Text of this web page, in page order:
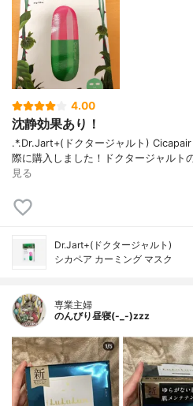
4.00
沈静効果あり！
.*.Dr.Jart+(ドクタージャルト)
際に購入しました！ドクタージャルト
見る
Dr.Jart+(ドクタージャルト)
シカペア カーミング マスク
専業主婦
のんびり昼寝(-_-)zzz